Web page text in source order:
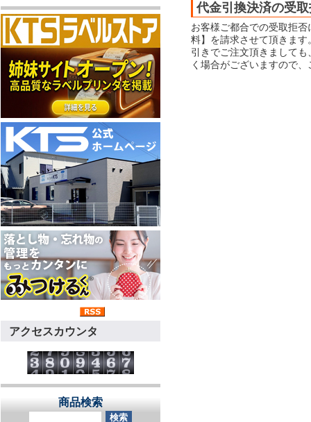
アクセスカウンタ
商品検索
代金引換決済の受
お客様ご都合での受取拒
料】を請求させて頂きま
引きでご注文頂きまして
く場合がございますので